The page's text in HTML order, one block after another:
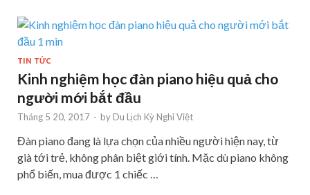
TIN TỨC
Kinh nghiệm học đàn piano hiệu quả cho
người mới bắt đầu
Tháng 5 20, 2017 - by Du Lịch Kỳ Nghỉ Việt
Đàn piano đang là lựa chọn của nhiều người hiện nay, từ
già tới trẻ, không phân biệt giới tính. Mặc dù piano không
phổ biến, mua được 1 chiếc …